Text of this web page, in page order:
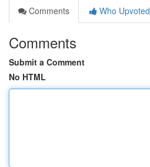
Comments
Who Upvoted
Comments
Submit a Comment
No HTML